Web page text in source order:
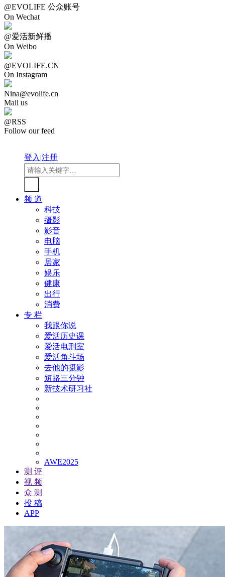
@EVOLIFE 公众账号
On Wechat
@爱活新鲜播
On Weibo
@EVOLIFE.CN
On Instagram
Nina@evolife.cn
Mail us
@RSS
Follow our feed
登入|注册
频 道
科技
摄影
影音
电脑
手机
居家
娱乐
健康
出行
消费
专 栏
我跟你说
爱活历史课
爱活电刑室
爱活角斗场
去他的摄影
短路三分钟
新技术研习社
AWE2025
测 评
视 频
众 测
投 稿
APP